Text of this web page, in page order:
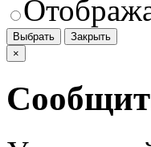
Выбрать
Закрыть
×